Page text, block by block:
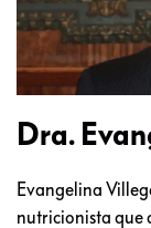
Dra.
Evangelina
nutricionista que